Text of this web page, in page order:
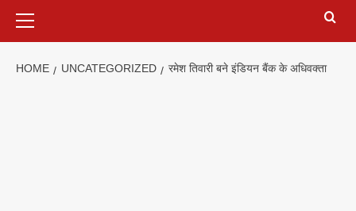
Menu
HOME UNCATEGORIZED रमेश तिवारी बने इंडियन बैंक के अधिवक्ता